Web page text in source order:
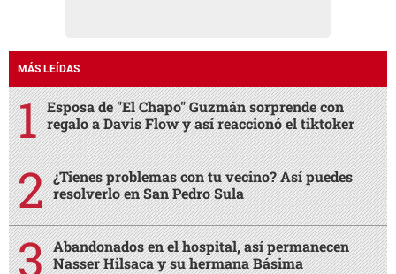
MÁS LEÍDAS
Esposa de "El Chapo" Guzmán sorprende con
regalo a Davis Flow y así reaccionó el tiktoker
¿Tienes problemas con tu vecino? Así puedes
resolverlo en San Pedro Sula
Abandonados en el hospital, así permanecen
Nasser Hilsaca y su hermana Básima